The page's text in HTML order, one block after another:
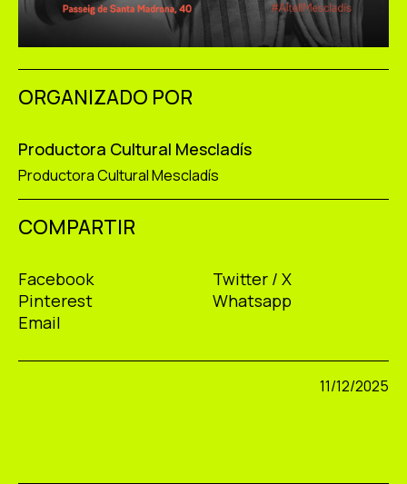
ORGANIZADO POR
Productora Cultural Mescladís
Productora Cultural Mescladís
COMPARTIR
Facebook
Twitter / X
Pinterest
Whatsapp
Email
11/12/2025